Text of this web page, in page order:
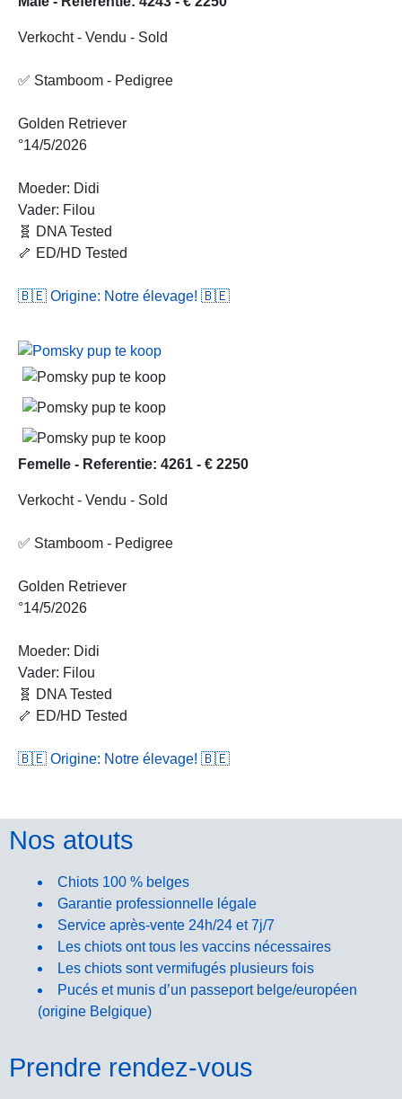
Verkocht - Vendu - Sold
✅ Stamboom - Pedigree
Golden Retriever
°14/5/2026
Moeder: Didi
Vader: Filou
🧬 DNA Tested
🦴 ED/HD Tested
🇧🇪 Origine: Notre élevage! 🇧🇪
Femelle - Referentie: 4261 - € 2250
Verkocht - Vendu - Sold
✅ Stamboom - Pedigree
Golden Retriever
°14/5/2026
Moeder: Didi
Vader: Filou
🧬 DNA Tested
🦴 ED/HD Tested
🇧🇪 Origine: Notre élevage! 🇧🇪
Nos atouts
Chiots 100 % belges
Garantie professionnelle légale
Service après-vente 24h/24 et 7j/7
Les chiots ont tous les vaccins nécessaires
Les chiots sont vermifugés plusieurs fois
Pucés et munis d’un passeport belge/européen
(origine Belgique)
Prendre rendez-vous